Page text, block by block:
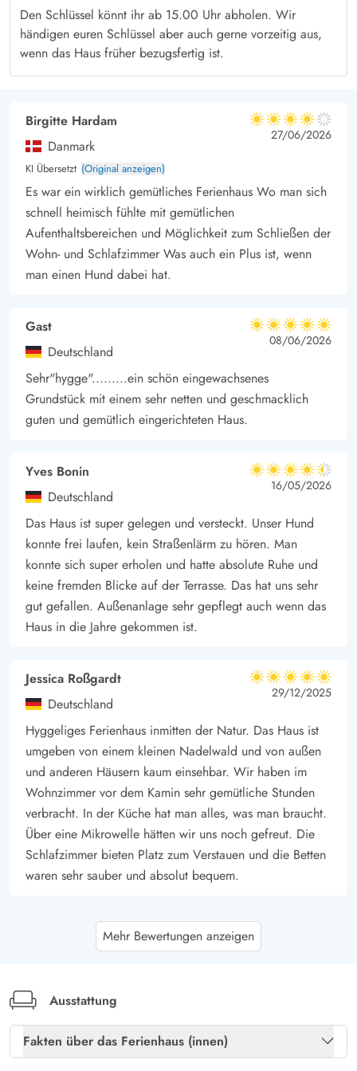
Tag entspannt ausklingen lassen. Falls ihr das Wetter lieber am
Strand genießen möchtet, liegt dieser nur 400 Meter vom
Haus entfernt. Die Kinder können sich hier austoben, während
ihr dem Rauschen des Meeres lauscht.
Ausflugsziel, sondern auch den Rest des Jahres. Es gibt jeden
Tag etwas Neues zu entdecken, da kein Tag den anderem
gleicht.
Erlebt Sondervig
Falls ihr auch mal etwas anderes erleben möchtet, liegt
Sondervig nicht weit vom Haus entfernt. Von Juni bis Oktober
gibt es hier z.B. eine Sandskulpturen Ausstellung, die jedes
Jahr zahlreiche Besucher anzieht. Restaurants findet ihr hier
Den Schlüssel könnt ihr ab 15.00 Uhr abholen. Wir
händigen euren Schlüssel aber auch gerne vorzeitig aus,
wenn das Haus früher bezugsfertig ist.
Birgitte Hardam
Danmark
KI Übersetzt (Original anzeigen)
4 von 5
4 von 5
4 out of 5
27/06/2026
Es war ein wirklich gemütliches Ferienhaus Wo man sich
schnell heimisch fühlte mit gemütlichen
Aufenthaltsbereichen und Möglichkeit zum Schließen der
Wohn- und Schlafzimmer Was auch ein Plus ist, wenn
man einen Hund dabei hat.
Gast
Deutschland
5 von 5
5 von 5
5 out of 5
08/06/2026
Sehr"hygge".........ein schön eingewachsenes
Grundstück mit einem sehr netten und geschmacklich
guten und gemütlich eingerichteten Haus.
Yves Bonin
Deutschland
4.5 von 5
4.5 von 5
4.5 out of 5
16/05/2026
Das Haus ist super gelegen und versteckt. Unser Hund
konnte frei laufen, kein Straßenlärm zu hören. Man
konnte sich super erholen und hatte absolute Ruhe und
keine fremden Blicke auf der Terrasse. Das hat uns sehr
gut gefallen. Außenanlage sehr gepflegt auch wenn das
Haus in die Jahre gekommen ist.
Jessica Roßgardt
Deutschland
5 von 5
5 von 5
5 out of 5
29/12/2025
Hyggeliges Ferienhaus inmitten der Natur. Das Haus ist
umgeben von einem kleinen Nadelwald und von außen
und anderen Häusern kaum einsehbar. Wir haben im
Wohnzimmer vor dem Kamin sehr gemütliche Stunden
verbracht. In der Küche hat man alles, was man braucht.
Über eine Mikrowelle hätten wir uns noch gefreut. Die
Schlafzimmer bieten Platz zum Verstauen und die Betten
waren sehr sauber und absolut bequem.
Jennifer Möhlmann
Deutschland
5 von 5
5 out of 5
kuschelig und gemütlich. Überhaupt nicht weit weg von
Strand. Alles was benötigt wird ist vorhanden. Hier
lassen sich zwei Wochen super verbringen.
Mehr Bewertungen anzeigen
Ausstattung
Fakten über das Ferienhaus (innen)